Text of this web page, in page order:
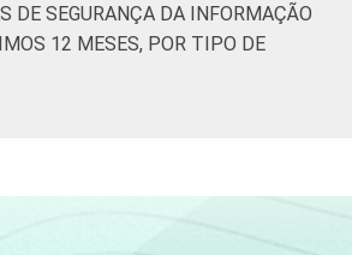
-
5 mil
17 62 21
até 10
0 91 9
DE SEGURANÇA DA INFORMAÇÃO
12 MESES, POR TIPO DE